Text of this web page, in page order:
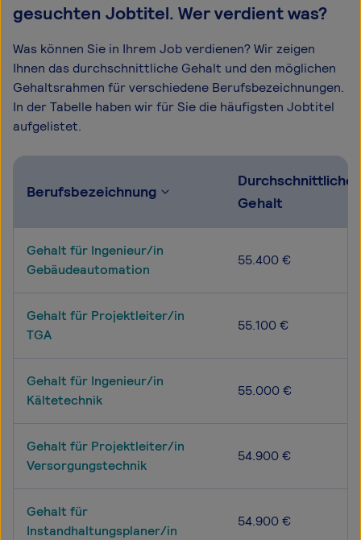
gesuchten Jobtitel. Wer verdient was?
Was können Sie in Ihrem Job verdienen? Wir zeigen
Ihnen das durchschnittliche Gehalt und den möglichen
Gehaltsrahmen für verschiedene Berufsbezeichnungen.
In der Tabelle haben wir für Sie die häufigsten Jobtitel
aufgelistet.
Berufsbezeichnung
Durchschnittliches
Gehalt
Gehalt für Ingenieur/in
Gebäudeautomation
55.400 €
Gehalt für Projektleiter/in
TGA
55.100 €
Gehalt für Ingenieur/in
Kältetechnik
55.000 €
Gehalt für Projektleiter/in
Versorgungstechnik
54.900 €
Gehalt für
Instandhaltungsplaner/in
54.900 €